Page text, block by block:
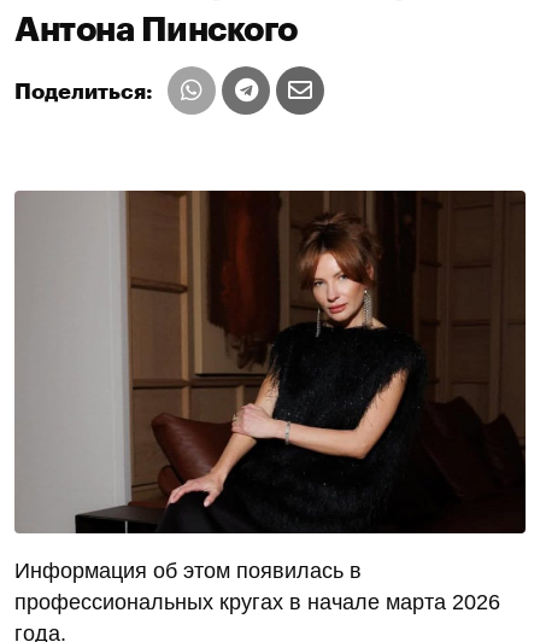
Антона Пинского
Поделиться:
Информация об этом появилась в
профессиональных кругах в начале марта 2026
года.